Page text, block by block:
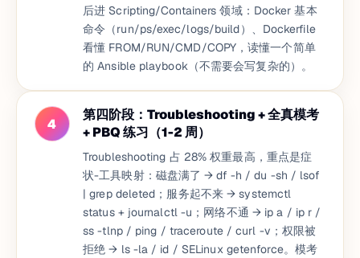
后进 Scripting/Containers 领域：Docker 基本
命令（run/ps/exec/logs/build）、Dockerfile
看懂 FROM/RUN/CMD/COPY，读懂一个简单
的 Ansible playbook（不需要会写复杂的）。
4
第四阶段：Troubleshooting + 全真模考
+ PBQ 练习（1-2 周）
Troubleshooting 占 28% 权重最高，重点是症
状-工具映射：磁盘满了 → df -h / du -sh / lsof
| grep deleted；服务起不来 → systemctl
status + journalctl -u；网络不通 → ip a / ip r /
ss -tlnp / ping / traceroute / curl -v；权限被
拒绝 → ls -la / id / SELinux getenforce。模考